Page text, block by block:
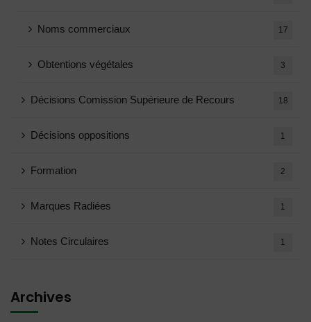
Noms commerciaux 17
Obtentions végétales 3
Décisions Comission Supérieure de Recours 18
Décisions oppositions 1
Formation 2
Marques Radiées 1
Notes Circulaires 1
Archives